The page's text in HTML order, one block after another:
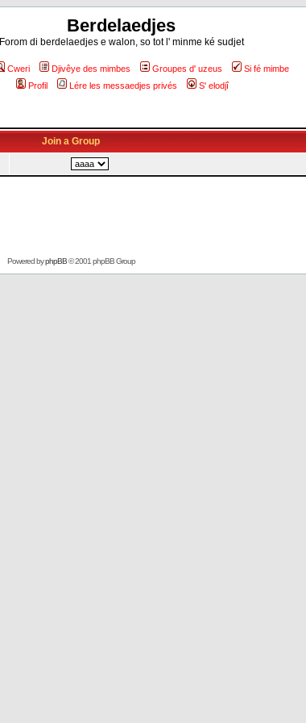
Berdelaedjes
Forom di berdelaedjes e walon, so tot l' minme ké sudjet
Cweri Djivêye des mimbes Groupes d' uzeus
Si fé mimbe
Profil
Lére les messaedjes privés S' elodjî
Join a Group
Powered byphpBB© 2001 phpBB Group